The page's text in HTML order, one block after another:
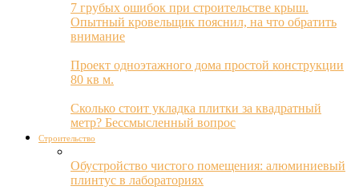
7 грубых ошибок при строительстве крыш.
Опытный кровельщик пояснил, на что обратить
внимание
Проект одноэтажного дома простой конструкции
80 кв м.
Сколько стоит укладка плитки за квадратный
метр? Бессмысленный вопрос
Строительство
Обустройство чистого помещения: алюминиевый
плинтус в лабораториях